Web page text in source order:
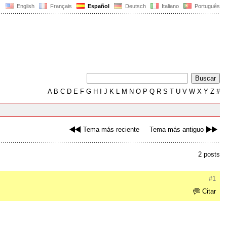
English Français Español Deutsch Italiano Português
AB C D E F G H J K L M N O P Q R S T U V W X Y Z #
Tema más reciente Tema más antiguo
2 posts
#1
Citar